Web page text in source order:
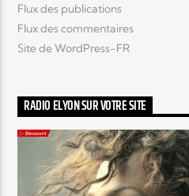
Flux des publications
Flux des commentaires
Site de WordPress-FR
RADIO ELYON SUR VOTRE SITE